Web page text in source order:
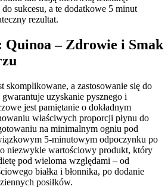
sukcesu, a te dodatkowe 5 minut
rezultat.
Quinoa – Zdrowie i Smak
skomplikowane, a zastosowanie się do
uzyskanie pysznego i
jest pamiętanie o dokładnym
właściwych proporcji płynu do
na minimalnym ogniu pod
5-minutowym odpoczynku po
niezwykle wartościowy produkt, który
pod wieloma względami – od
białka i błonnika, po dodanie
posiłków.